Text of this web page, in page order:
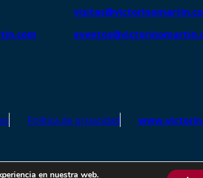
Política de privacidad
derechos reservados | SEO de Agencia
en nuestra web.